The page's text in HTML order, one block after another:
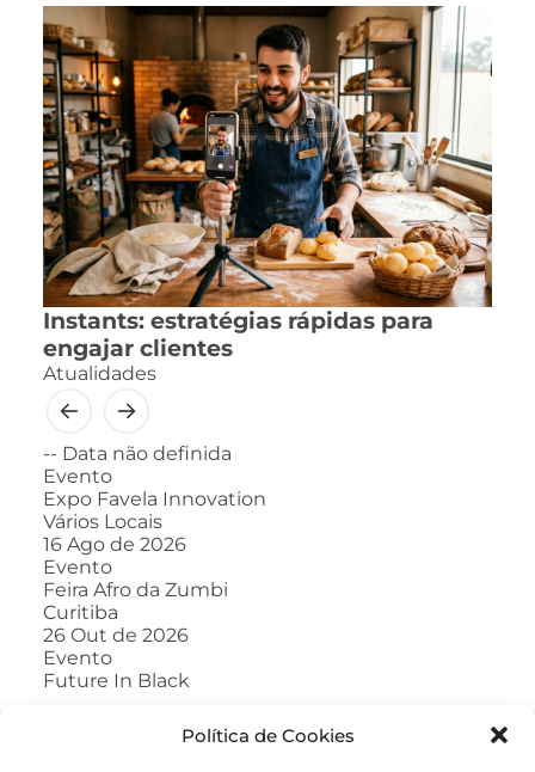
Política de Cookies
Instants: estratégias rápidas para
engajar clientes
Atualidades
-- Data não definida
Evento
Expo Favela Innovation
Vários Locais
16 Ago de 2026
Evento
Feira Afro da Zumbi
Curitiba
26 Out de 2026
Evento
Future In Black